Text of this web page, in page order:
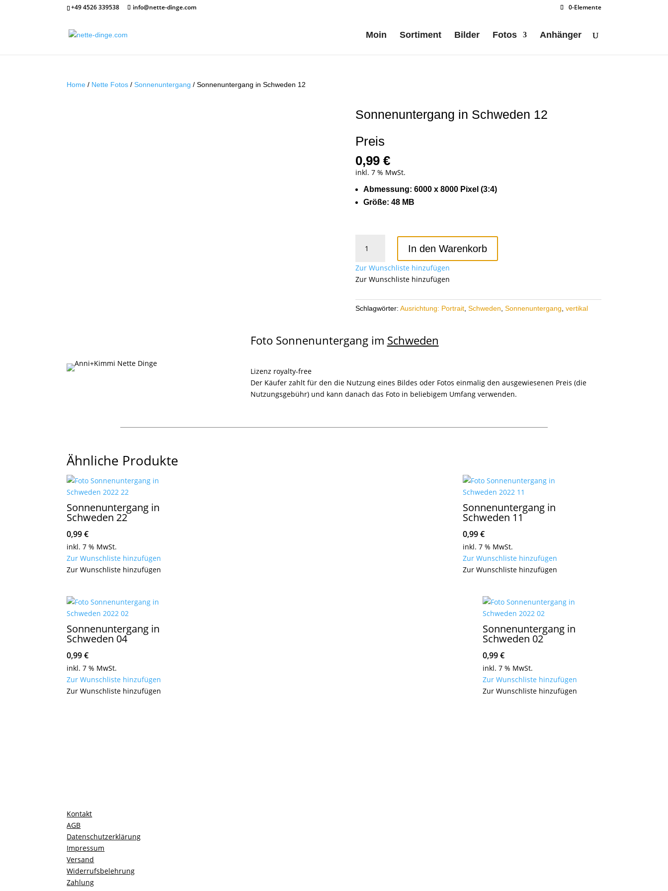
+49 4526 339538 info@nette-dinge.com 0-Elemente
Moin Sortiment Bilder Fotos Anhänger
Home / Nette Fotos /Sonnenuntergang / Sonnenuntergang in Schweden 12
Sonnenuntergang in Schweden 12
Preis
0,99 €
inkl. 7 % MwSt.
Abmessung: 6000 x 8000 Pixel (3:4)
Größe: 48 MB
Sonnenuntergang
In den Warenkorb
Zur Wunschliste hinzufügen
Zur Wunschliste hinzufügen
Schlagwörter: Ausrichtung: Portrait, Schweden Sonnenuntergang vertikal
Foto Sonnenuntergang im Schweden
Lizenz royalty-free
Der Käufer zahlt für den die Nutzung eines Bildes oder Fotos einmalig den ausgewiesenen Preis (die
Nutzungsgebühr) und kann danach das Foto in beliebigem Umfang verwenden.
Ähnliche Produkte
Sonnenuntergang in
Schweden 22
0,99€
inkl. 7 % MwSt.
Zur Wunschliste hinzufügen
Zur Wunschliste hinzufügen
Sonnenuntergang in
Schweden 11
0,99€
inkl. 7 % MwSt.
Zur Wunschliste hinzufügen
Zur Wunschliste hinzufügen
Sonnenuntergang in
Schweden 04
0,99€
inkl. 7 % MwSt.
Zur Wunschliste hinzufügen
Zur Wunschliste hinzufügen
Sonnenuntergang in
Schweden 02
0,99€
inkl. 7 % MwSt.
Zur Wunschliste hinzufügen
Zur Wunschliste hinzufügen
Kontakt
AGB
Datenschutzerklärung
Impressum
Versand
Widerrufsbelehrung
Zahlung